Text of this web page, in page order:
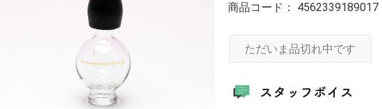
商品コード： 4562339189017
ただいま品切れ中です